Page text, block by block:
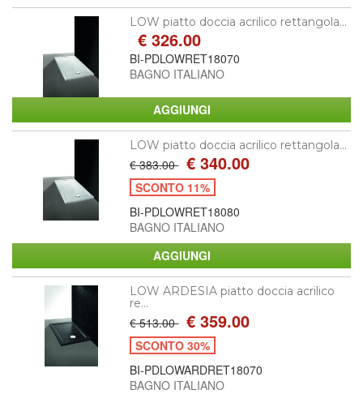
LOW piatto doccia acrilico rettangola...
€ 326.00
BI-PDLOWRET18070
BAGNO ITALIANO
LOW piatto doccia acrilico rettangola...
€ 383.00 € 340.00
SCONTO 11%
BI-PDLOWRET18080
BAGNO ITALIANO
LOW ARDESIA piatto doccia acrilico
re...
€ 513.00 € 359.00
SCONTO 30%
BI-PDLOWARDRET18070
BAGNO ITALIANO